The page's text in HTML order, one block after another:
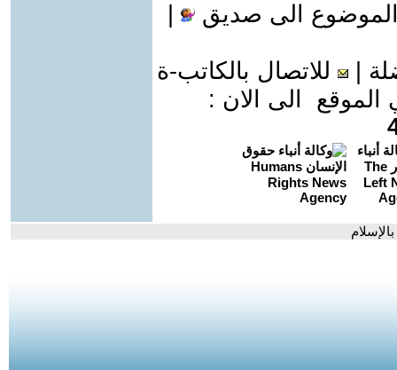
الى صديق
للاتصال بالكاتب-ة
الى الان :